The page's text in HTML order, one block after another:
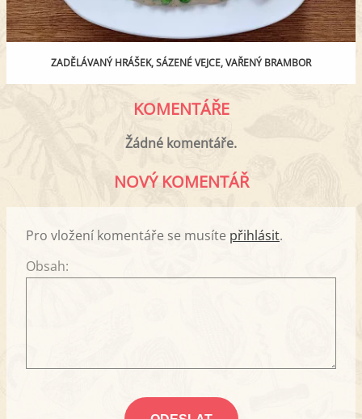
ZADĚLÁVANÝ HRÁŠEK, SÁZENÉ VEJCE, VAŘENÝ BRAMBOR
KOMENTÁŘE
Žádné komentáře.
NOVÝ KOMENTÁŘ
Pro vložení komentáře se musíte přihlásit.
Obsah: